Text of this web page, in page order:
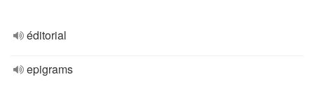
éditorial
epigrams